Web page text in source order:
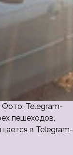
Фото: Telegram-
пешеходов,
в Telegram-